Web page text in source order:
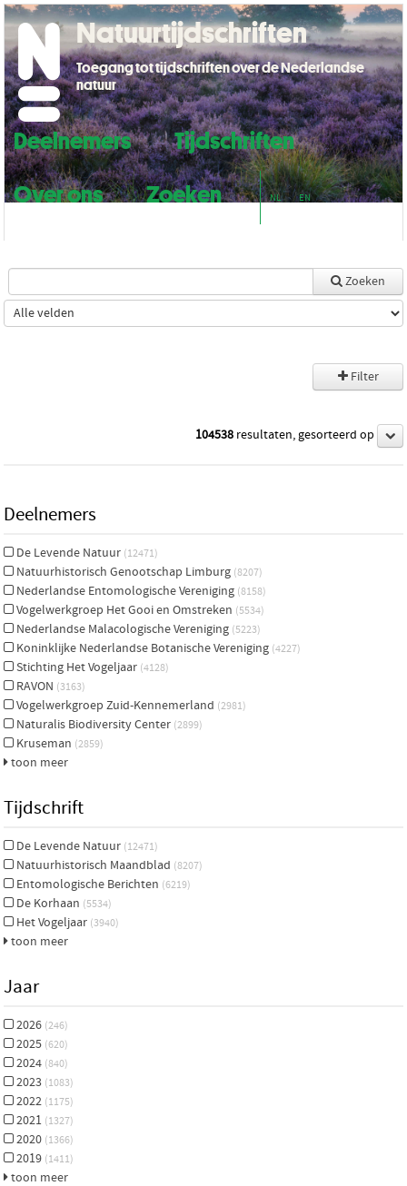
Deelnemers
Tijdschriften
Over ons
Zoeken NL EN
Natuurtijdschriften
Toegang tot tijdschriften over de Nederlandse
natuur
Zoeken
Filter
104538 resultaten, gesorteerd op
Deelnemers
De Levende Natuur (12471)
Natuurhistorisch Genootschap Limburg (8207)
Nederlandse Entomologische Vereniging (8158)
Vogelwerkgroep Het Gooi en Omstreken (5534)
Nederlandse Malacologische Vereniging (5223)
Koninklijke Nederlandse Botanische Vereniging (4227)
Stichting Het Vogeljaar (4128)
RAVON (3163)
Vogelwerkgroep Zuid-Kennemerland (2981)
Naturalis Biodiversity Center (2899)
Kruseman (2859)
toon meer
Tijdschrift
De Levende Natuur (12471)
Natuurhistorisch Maandblad (8207)
Entomologische Berichten (6219)
De Korhaan (5534)
Het Vogeljaar (3940)
toon meer
Jaar
2026 (246)
2025 (620)
2024 (840)
2023 (1083)
2022 (1175)
2021 (1327)
2020 (1366)
2019 (1411)
toon meer